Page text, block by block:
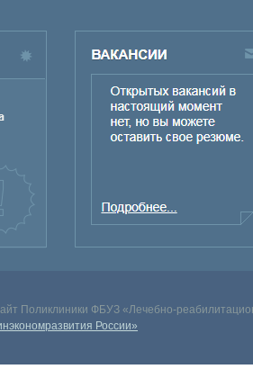
Поликлиники ФБУЗ «Лечебно-
России»